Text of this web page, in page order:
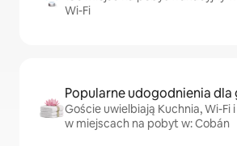
Wi-Fi
Popularne udogodnienia dla
Goście uwielbiają Kuchnia, Wi-Fi
w miejscach na pobyt w: Cobán